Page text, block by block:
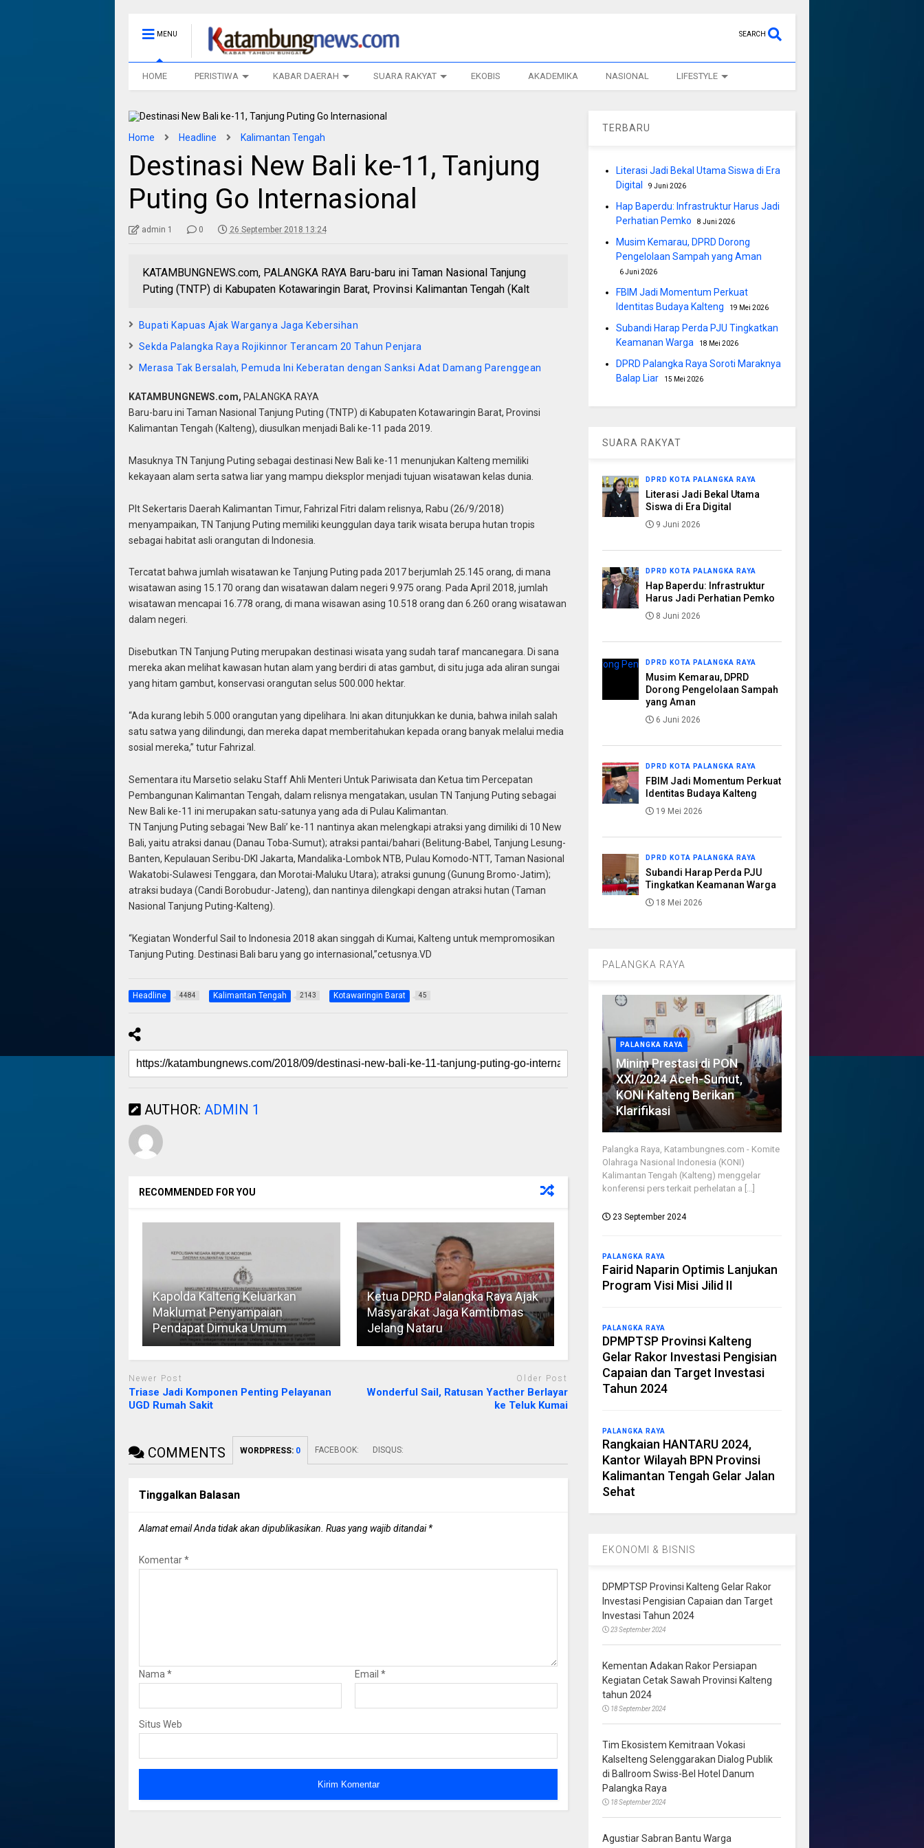
MENU SEARCH
HOME PERISTIWA KABAR DAERAH SUARA RAKYAT EKOBIS AKADEMIKA NASIONAL LIFESTYLE
Home Headline Kalimantan Tengah
Destinasi New Bali ke-11, Tanjung
Puting Go Internasional
admin 1 0 26 September 2018 13:24
KATAMBUNGNEWS.com, PALANGKA RAYA Baru-baru ini Taman Nasional Tanjung
Puting (TNTP) di Kabupaten Kotawaringin Barat, Provinsi Kalimantan Tengah (Kalt
Bupati Kapuas Ajak Warganya Jaga Kebersihan
Sekda Palangka Raya Rojikinnor Terancam 20 Tahun Penjara
Merasa Tak Bersalah, Pemuda Ini Keberatan dengan Sanksi Adat Damang Parenggean
KATAMBUNGNEWS.com, PALANGKA RAYA
Baru-baru ini Taman Nasional Tanjung Puting (TNTP) di Kabupaten Kotawaringin Barat, Provinsi
Kalimantan Tengah (Kalteng), diusulkan menjadi Bali ke-11 pada 2019.
Masuknya TN Tanjung Puting sebagai destinasi New Bali ke-11 menunjukan Kalteng memiliki
kekayaan alam serta satwa liar yang mampu dieksplor menjadi tujuan wisatawan kelas dunia.
Plt Sekertaris Daerah Kalimantan Timur, Fahrizal Fitri dalam relisnya, Rabu (26/9/2018)
menyampaikan, TN Tanjung Puting memiliki keunggulan daya tarik wisata berupa hutan tropis
sebagai habitat asli orangutan di Indonesia.
Tercatat bahwa jumlah wisatawan ke Tanjung Puting pada 2017 berjumlah 25.145 orang, di mana
wisatawan asing 15.170 orang dan wisatawan dalam negeri 9.975 orang. Pada April 2018, jumlah
wisatawan mencapai 16.778 orang, di mana wisawan asing 10.518 orang dan 6.260 orang wisatawan
dalam negeri.
Disebutkan TN Tanjung Puting merupakan destinasi wisata yang sudah taraf mancanegara. Di sana
mereka akan melihat kawasan hutan alam yang berdiri di atas gambut, di situ juga ada aliran sungai
yang hitam gambut, konservasi orangutan selus 500.000 hektar.
“Ada kurang lebih 5.000 orangutan yang dipelihara. Ini akan ditunjukkan ke dunia, bahwa inilah salah
satu satwa yang dilindungi, dan mereka dapat memberitahukan kepada orang banyak melalui media
sosial mereka,” tutur Fahrizal.
Sementara itu Marsetio selaku Staff Ahli Menteri Untuk Pariwisata dan Ketua tim Percepatan
Pembangunan Kalimantan Tengah, dalam relisnya mengatakan, usulan TN Tanjung Puting sebagai
New Bali ke-11 ini merupakan satu-satunya yang ada di Pulau Kalimantan.
TN Tanjung Puting sebagai ‘New Bali’ ke-11 nantinya akan melengkapi atraksi yang dimiliki di 10 New
Bali, yaitu atraksi danau (Danau Toba-Sumut); atraksi pantai/bahari (Belitung-Babel, Tanjung Lesung-
Banten, Kepulauan Seribu-DKI Jakarta, Mandalika-Lombok NTB, Pulau Komodo-NTT, Taman Nasional
Wakatobi-Sulawesi Tenggara, dan Morotai-Maluku Utara); atraksi gunung (Gunung Bromo-Jatim);
atraksi budaya (Candi Borobudur-Jateng), dan nantinya dilengkapi dengan atraksi hutan (Taman
Nasional Tanjung Puting-Kalteng).
“Kegiatan Wonderful Sail to Indonesia 2018 akan singgah di Kumai, Kalteng untuk mempromosikan
Tanjung Puting. Destinasi Bali baru yang go internasional,”cetusnya.VD
Headline 4484 Kalimantan Tengah 2143 Kotawaringin Barat 45
AUTHOR: ADMIN 1
RECOMMENDED FOR YOU
Kapolda Kalteng Keluarkan
Maklumat Penyampaian
Pendapat Dimuka Umum
Ketua DPRD Palangka Raya Ajak
Masyarakat Jaga Kamtibmas
Jelang Nataru
Newer Post
Triase Jadi Komponen Penting Pelayanan
UGD Rumah Sakit
Older Post
Wonderful Sail, Ratusan Yacther Berlayar
ke Teluk Kumai
COMMENTS WORDPRESS: 0 FACEBOOK: DISQUS:
Tinggalkan Balasan
Alamat email Anda tidak akan dipublikasikan. Ruas yang wajib ditandai*
Komentar*
Nama * Email *
Situs Web
TERBARU
Literasi Jadi Bekal Utama Siswa di Era
Digital
9 Juni 2026
Hap Baperdu: Infrastruktur Harus Jadi
Perhatian Pemko
8 Juni 2026
Musim Kemarau, DPRD Dorong
Pengelolaan Sampah yang Aman
6 Juni 2026
FBIM Jadi Momentum Perkuat
Identitas Budaya Kalteng
19 Mei 2026
Subandi Harap Perda PJU Tingkatkan
Keamanan Warga
18 Mei 2026
DPRD Palangka Raya Soroti Maraknya
Balap Liar
15 Mei 2026
SUARA RAKYAT
DPRD KOTA PALANGKA RAYA
Literasi Jadi Bekal Utama
Siswa di Era Digital
9 Juni 2026
DPRD KOTA PALANGKA RAYA
Hap Baperdu: Infrastruktur
Harus Jadi Perhatian Pemko
8 Juni 2026
DPRD KOTA PALANGKA RAYA
Musim Kemarau, DPRD
Dorong Pengelolaan Sampah
yang Aman
6 Juni 2026
DPRD KOTA PALANGKA RAYA
FBIM Jadi Momentum Perkuat
Identitas Budaya Kalteng
19 Mei 2026
DPRD KOTA PALANGKA RAYA
Subandi Harap Perda PJU
Tingkatkan Keamanan Warga
18 Mei 2026
PALANGKA RAYA
PALANGKA RAYA
Minim Prestasi di PON
XXI/2024 Aceh-Sumut,
KONI Kalteng Berikan
Klarifikasi
Palangka Raya, Katambungnes.com - Komite
Olahraga Nasional Indonesia (KONI)
Kalimantan Tengah (Kalteng) menggelar
konferensi pers terkait perhelatan a [...]
23 September 2024
PALANGKA RAYA
Fairid Naparin Optimis Lanjukan
Program Visi Misi Jilid II
PALANGKA RAYA
DPMPTSP Provinsi Kalteng
Gelar Rakor Investasi Pengisian
Capaian dan Target Investasi
Tahun 2024
PALANGKA RAYA
Rangkaian HANTARU 2024,
Kantor Wilayah BPN Provinsi
Kalimantan Tengah Gelar Jalan
Sehat
EKONOMI & BISNIS
DPMPTSP Provinsi Kalteng Gelar Rakor
Investasi Pengisian Capaian dan Target
Investasi Tahun 2024
23 September 2024
Kementan Adakan Rakor Persiapan
Kegiatan Cetak Sawah Provinsi Kalteng
tahun 2024
18 September 2024
Tim Ekosistem Kemitraan Vokasi
Kalselteng Selenggarakan Dialog Publik
di Ballroom Swiss-Bel Hotel Danum
Palangka Raya
18 September 2024
Agustiar Sabran Bantu Warga